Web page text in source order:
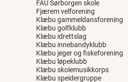
FAU Sørborgen skole
Fjærem velforening
Klæbu gammeldansforening
Klæbu golfklubb
Klæbu idrettslag
Klæbu innebandyklubb
Klæbu jeger og fiskeforening
Klæbu løpeklubb
Klæbu skolemusikkorps
Klæbu speidergruppe